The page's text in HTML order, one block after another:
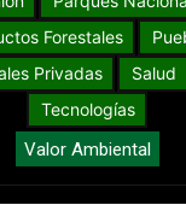
Forestales
Privadas
Salud
Tecnologías
Valor Ambiental